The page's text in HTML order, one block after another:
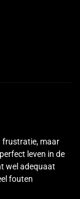
frustratie, maar
leven in de
wel adequaat
fouten